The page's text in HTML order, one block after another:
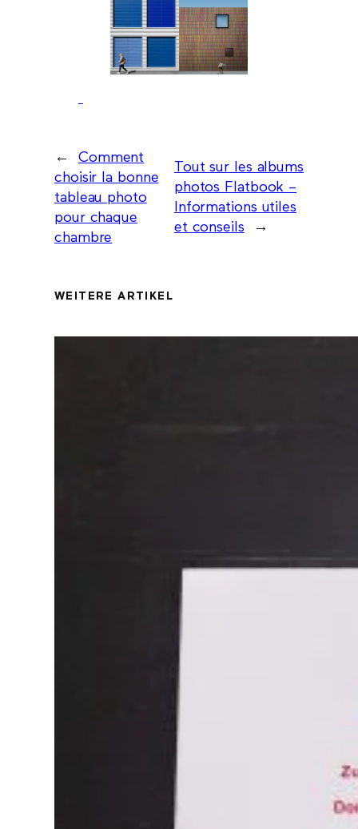
←
Comment
choisir la bonne
tableau photo
pour chaque
chambre
Tout sur les albums
photos Flatbook –
Informations utiles
et conseils
→
WEITERE ARTIKEL